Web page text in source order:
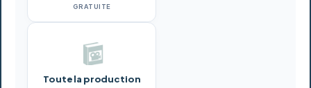
GRATUITE
Toute la production